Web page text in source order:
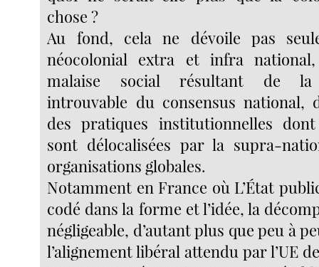
chose ?
Au fond, cela ne dévoile pas
néocolonial extra et infra
malaise social résultant de la
introuvable du consensus national,
des pratiques institutionnelles
sont délocalisées par la supra-
organisations globales.
Notamment en France où L’État
codé dans la forme et l’idée, la
négligeable, d’autant plus que peu à
l’alignement libéral attendu par l’UE